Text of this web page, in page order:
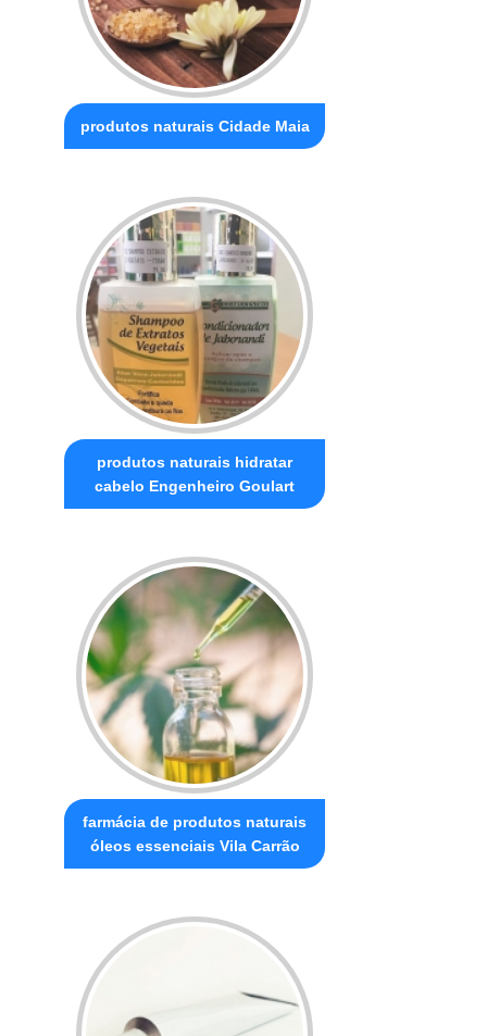
produtos naturais Cidade Maia
produtos naturais hidratar
cabelo Engenheiro Goulart
farmácia de produtos naturais
óleos essenciais Vila Carrão